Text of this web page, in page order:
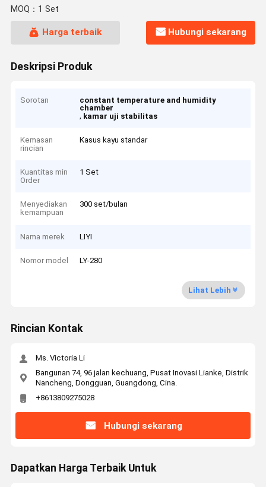
MOQ：1 Set
Harga terbaik Hubungi sekarang
Deskripsi Produk
Sorotan
constant temperature and humidity
chamber
, kamar uji stabilitas
Kemasan
rincian
Kasus kayu standar
Kuantitas min
Order
1 Set
Menyediakan
kemampuan
300 set/bulan
Nama merek LIYI
Nomor model LY-280
Lihat Lebih
Rincian Kontak
Ms. Victoria Li
Bangunan 74, 96 jalan kechuang, Pusat Inovasi Lianke, Distrik
Nancheng, Dongguan, Guangdong, Cina.
+8613809275028
Hubungi sekarang
Dapatkan Harga Terbaik Untuk